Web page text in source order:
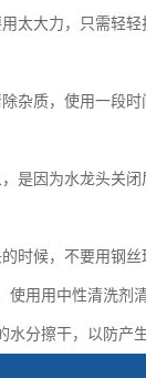
太大力，只需轻
杂质，使用一段
是因为水龙头关
时候，不要用钢
用用中性清洗
分擦干，以防产生